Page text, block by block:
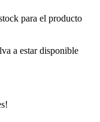
para el producto
a estar disponible